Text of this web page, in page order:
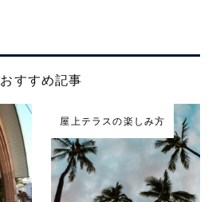
おすすめ記事
屋上テラスの楽しみ方